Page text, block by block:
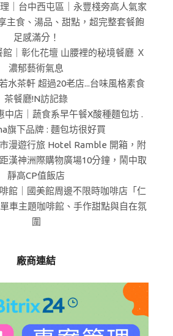
｜台中西屯區｜永豐棧旁高人氣家
主食、湯品、甜點，超完整套餐飽
足感滿分！
｜彰化花壇 山腰裡的秘境餐廳 Ｘ
濃郁藝術氣息
水茶軒 超過20老店...台味風格素食
茶餐廳!N訪記錄
中店｜蔬食系早午餐X酸種麵包坊 .
旗下品牌 : 麵包坊很好買
漫遊行旅 Hotel Ramble 開箱，附
漢神洲際購物廣場10分鐘，鬧中取
靜高CP值飯店
館｜國美館周邊不限時咖啡店「仁
車主題咖啡館、手作甜點與自在氛
圍
廠商連結